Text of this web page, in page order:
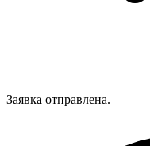
Заявка отправлена.